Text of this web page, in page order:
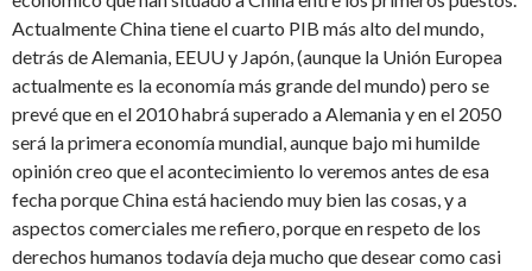
Actualmente China tiene el cuarto PIB más alto del mundo,
detrás de Alemania, EEUU y Japón, (aunque la Unión Europea
actualmente es la economía más grande del mundo) pero se
prevé que en el 2010 habrá superado a Alemania y en el 2050
será la primera economía mundial, aunque bajo mi humilde
opinión creo que el acontecimiento lo veremos antes de esa
fecha porque China está haciendo muy bien las cosas, y a
aspectos comerciales me refiero, porque en respeto de los
derechos humanos todavía deja mucho que desear como casi